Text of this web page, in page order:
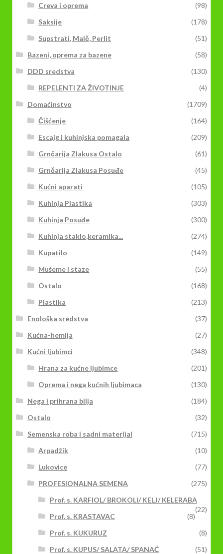
Creva i oprema
(98)
Saksije
(178)
Supstrati, Malč, Perlit
(51)
Bazeni, oprema za bazene
(58)
DDD sredstva
(130)
REPELENTI ZA ŽIVOTINJE
(4)
Domaćinstvo
(1709)
Čišćenje
(164)
Escajg i kuhinjska pomagala
(209)
Grnčarija Zlakusa Ostalo
(61)
Grnčarija Zlakusa Posuđe
(45)
Kućni aparati
(105)
Kuhinja Plastika
(303)
Kuhinja Posuđe
(300)
Kuhinja staklo,keramika...
(274)
Kupatilo
(149)
Mušeme i staze
(55)
Ostalo
(168)
Plastika
(213)
Enološka sredstva
(37)
Kućna-hemija
(27)
Kućni ljubimci
(348)
Hrana za kućne ljubimce
(201)
Oprema i nega kućnih ljubimaca
(130)
Nega i prihrana bilja
(184)
Ostalo
(32)
Semenska roba i sadni materijal
(715)
Arpadžik
(10)
Lukovice
(77)
PROFESIONALNA SEMENA
(275)
Prof. s. KARFIOL/ BROKOLI/ KELJ/ KELERABA
(22)
Prof. s. KRASTAVAC
(8)
Prof. s. KUKURUZ
(8)
Prof. s. KUPUS/ SALATA/ SPANAĆ
(51)